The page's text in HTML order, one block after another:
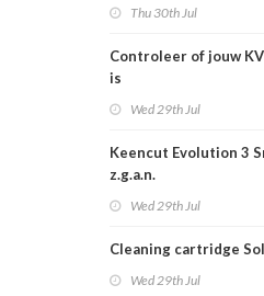
Thu 30th Jul
Controleer of jouw
is
Wed 29th Jul
Keencut Evolution 3
z.g.a.n.
Wed 29th Jul
Cleaning cartridge
Wed 29th Jul